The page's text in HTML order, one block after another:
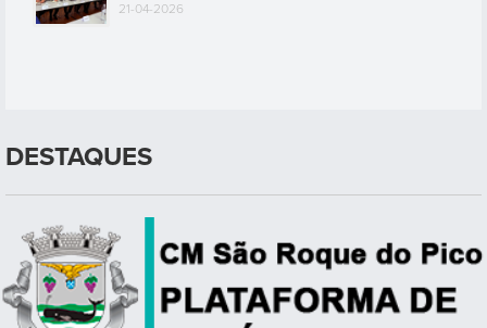
21-04-2026
DESTAQUES